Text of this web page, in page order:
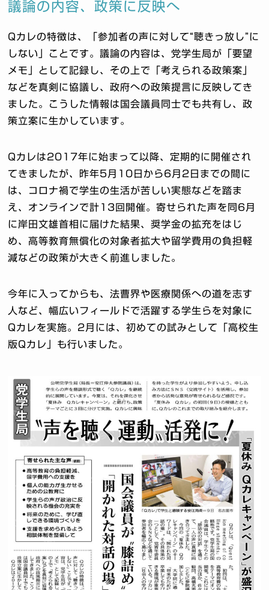
議論の内容、政策に反映へ
Qカレの特徴は、「参加者の声に対して“聴きっ放し”に
しない」ことです。議論の内容は、党学生局が「要望
メモ」として記録し、その上で「考えられる政策案」
などを真剣に協議し、政府への政策提言に反映してき
ました。こうした情報は国会議員同士でも共有し、政
策立案に生かしています。
Qカレは2017年に始まって以降、定期的に開催され
てきましたが、昨年5月10日から6月2日までの間に
は、コロナ禍で学生の生活が苦しい実態などを踏ま
え、オンラインで計13回開催。寄せられた声を同6月
に岸田文雄首相に届けた結果、奨学金の拡充をはじ
め、高等教育無償化の対象者拡大や留学費用の負担軽
減などの政策が大きく前進しました。
今年に入ってからも、法曹界や医療関係への道を志す
人など、幅広いフィールドで活躍する学生らを対象に
Qカレを実施。2月には、初めての試みとして「高校生
版Qカレ」も行いました。